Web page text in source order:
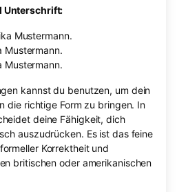
Unterschrift:
Mustermann.
Mustermann.
Mustermann.
kannst du benutzen, um dein
die richtige Form zu bringen. In
deine Fähigkeit, dich
auszudrücken. Es ist das feine
Korrektheit und
britischen oder amerikanischen